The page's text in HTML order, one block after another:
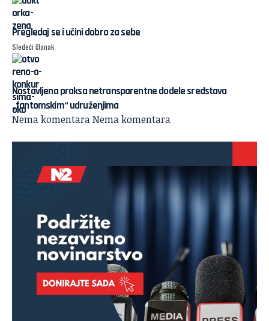
Pregledaj se i učini dobro za sebe
Sledeći članak
Nastavljena praksa netransparentne dodele sredstava
„fantomskim“ udruženjima
Nema komentaraNema komentara